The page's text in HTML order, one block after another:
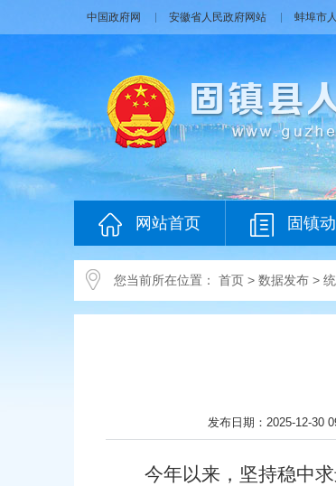
中国政府网 安徽省人民政府网站 蚌埠市
网站首页 固镇
您当前所在位置： 首页 > 数据发布 >
发布日期：2025-12-
今年以来，坚持稳中